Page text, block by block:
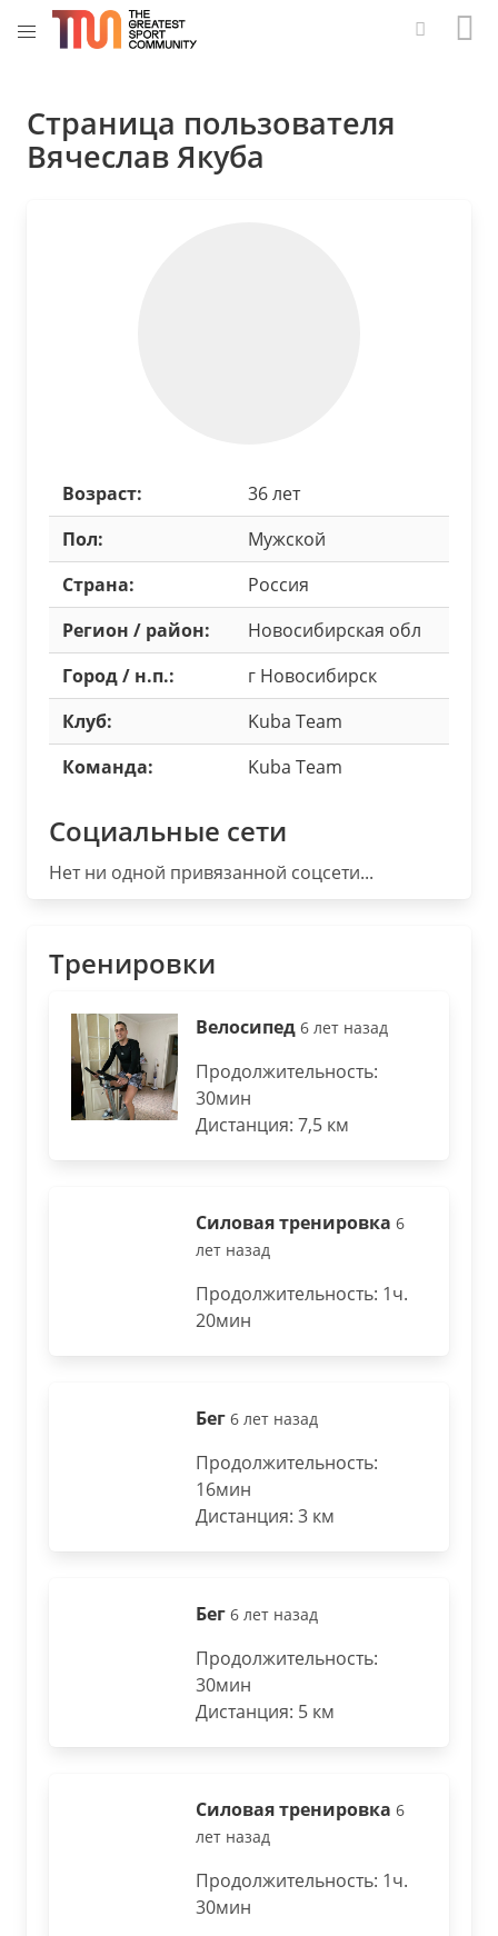
Страница пользователя
Вячеслав Якуба
Возраст:
36 лет
Пол:
Мужской
Страна:
Россия
Регион / район:
Новосибирская обл
Город / н.п.:
г Новосибирск
Клуб:
Kuba Team
Команда:
Kuba Team
Социальные сети
Нет ни одной привязанной соцсети...
Тренировки
Велосипед 6 лет назад
Продолжительность:
30мин
Дистанция: 7,5 км
Силовая тренировка 6
лет назад
Продолжительность: 1ч.
20мин
Бег 6 лет назад
Продолжительность:
16мин
Дистанция: 3 км
Бег 6 лет назад
Продолжительность:
30мин
Дистанция: 5 км
Силовая тренировка 6
лет назад
Продолжительность: 1ч.
30мин